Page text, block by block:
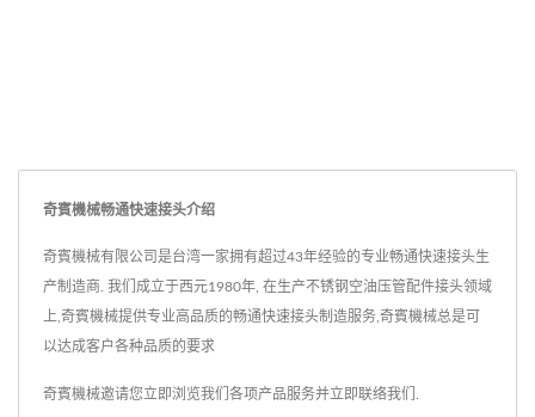
奇賓機械畅通快速接头介绍
奇賓機械有限公司是台湾一家拥有超过43年经验的专业畅通快速接头生
产制造商. 我们成立于西元1980年, 在生产不锈钢空油压管配件接头领域
上,奇賓機械提供专业高品质的畅通快速接头制造服务,奇賓機械总是可
以达成客户各种品质的要求
奇賓機械邀请您立即浏览我们各项产品服务并立即联络我们